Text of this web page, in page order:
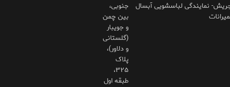
جنوبی،
بین چمن
و جویبار
(گلستانی
و دلاور)،
پلاک
۳۲۵،
طبقه اول